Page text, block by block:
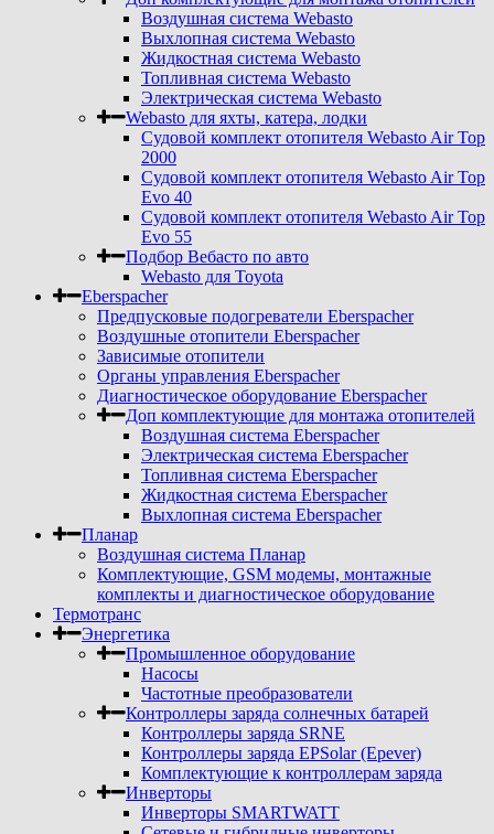
Воздушная система Webasto
Выхлопная система Webasto
Жидкостная система Webasto
Топливная система Webasto
Электрическая система Webasto
Webasto для яхты, катера, лодки
Судовой комплект отопителя Webasto Air Top
2000
Судовой комплект отопителя Webasto Air Top
Evo 40
Судовой комплект отопителя Webasto Air Top
Evo 55
Подбор Вебасто по авто
Webasto для Toyota
Eberspacher
Предпусковые подогреватели Eberspacher
Воздушные отопители Eberspacher
Зависимые отопители
Органы управления Eberspacher
Диагностическое оборудование Eberspacher
Доп комплектующие для монтажа отопителей
Воздушная система Eberspacher
Электрическая система Eberspacher
Топливная система Eberspacher
Жидкостная система Eberspacher
Выхлопная система Eberspacher
Планар
Воздушная система Планар
Комплектующие, GSM модемы, монтажные
комплекты и диагностическое оборудование
Термотранс
Энергетика
Промышленное оборудование
Насосы
Частотные преобразователи
Контроллеры заряда солнечных батарей
Контроллеры заряда SRNE
Контроллеры заряда EPSolar (Epever)
Комплектующие к контроллерам заряда
Инверторы
Инверторы SMARTWATT